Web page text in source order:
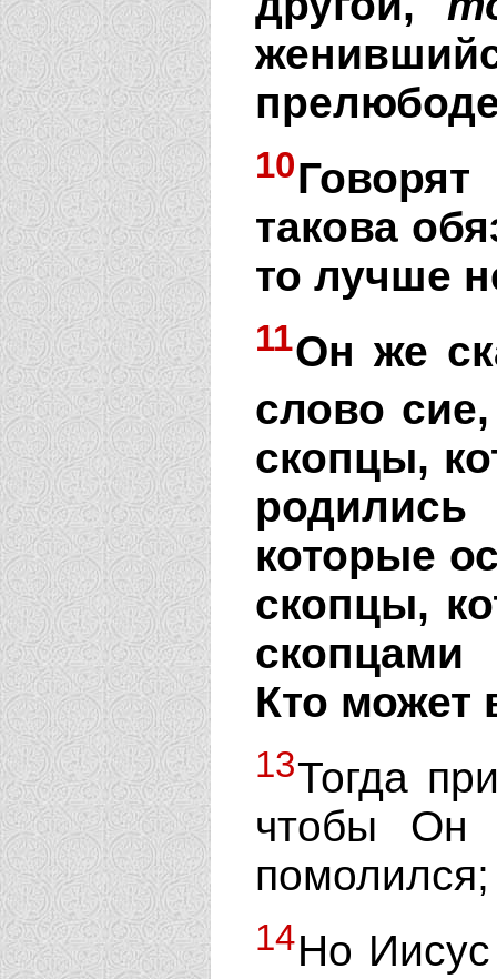
10
такова
то лучше
11Он же
слово
скопцы,
которые
скопцы,
скопцами
Кто может
13Тогда
чтобы Он
14Но Иисус